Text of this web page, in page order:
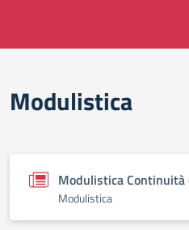
Modulistica
Modulistica
Modulistica